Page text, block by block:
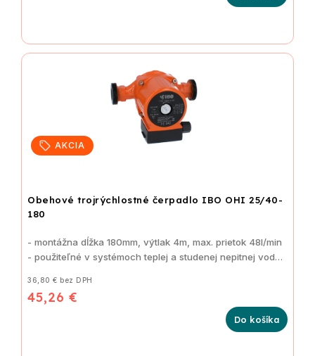
AKCIA
Obehové trojrýchlostné čerpadlo IBO OHI 25/40-
180
36,80 € bez DPH
45,26 €
Do košíka
- montážna dĺžka 180mm, výtlak 4m, max. prietok 48l/min
- použiteľné v systémoch teplej a studenej nepitnej vody